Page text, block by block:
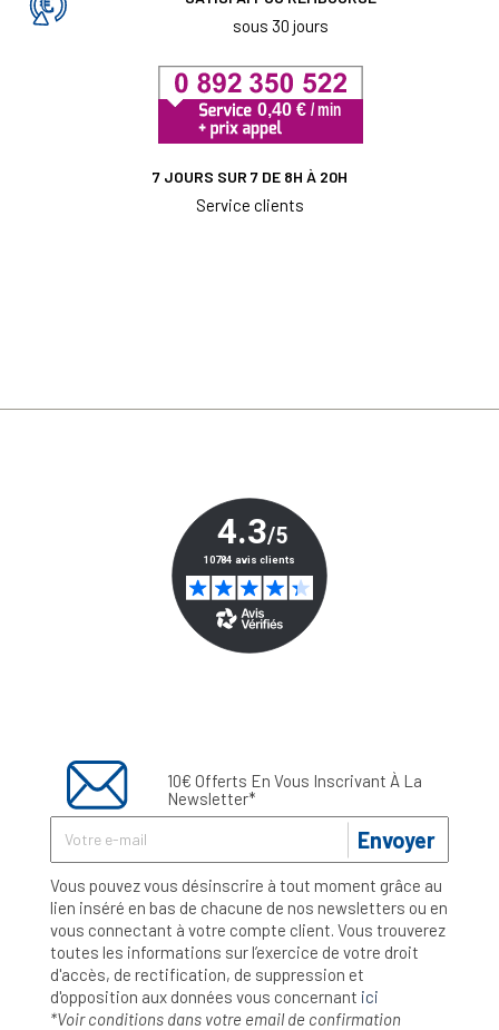
sous 30 jours
7 JOURS SUR 7 DE 8H À 20H
Service clients
10€ Offerts En Vous Inscrivant À La
Newsletter*
Envoyer
Vous pouvez vous désinscrire à tout moment grâce au
lien inséré en bas de chacune de nos newsletters ou en
vous connectant à votre compte client. Vous trouverez
toutes les informations sur l’exercice de votre droit
d'accès, de rectification, de suppression et
d'opposition aux données vous concernant ici
*Voir conditions dans votre email de confirmation